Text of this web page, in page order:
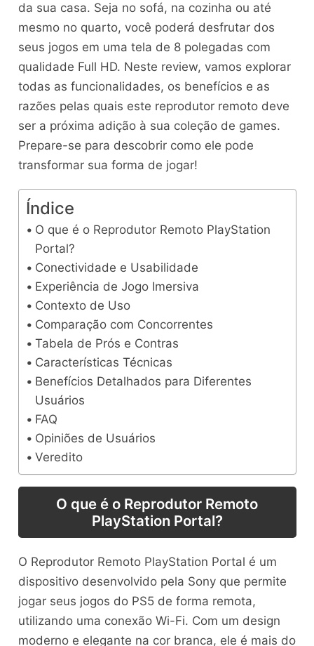
da sua casa. Seja no sofá, na cozinha ou até
mesmo no quarto, você poderá desfrutar dos
seus jogos em uma tela de 8 polegadas com
qualidade Full HD. Neste review, vamos explorar
todas as funcionalidades, os benefícios e as
razões pelas quais este reprodutor remoto deve
ser a próxima adição à sua coleção de games.
Prepare-se para descobrir como ele pode
transformar sua forma de jogar!
Índice
O que é o Reprodutor Remoto PlayStation
Portal?
Conectividade e Usabilidade
Experiência de Jogo Imersiva
Contexto de Uso
Comparação com Concorrentes
Tabela de Prós e Contras
Características Técnicas
Benefícios Detalhados para Diferentes
Usuários
FAQ
Opiniões de Usuários
Veredito
O que é o Reprodutor Remoto
PlayStation Portal?
O Reprodutor Remoto PlayStation Portal é um
dispositivo desenvolvido pela Sony que permite
jogar seus jogos do PS5 de forma remota,
utilizando uma conexão Wi-Fi. Com um design
moderno e elegante na cor branca, ele é mais do